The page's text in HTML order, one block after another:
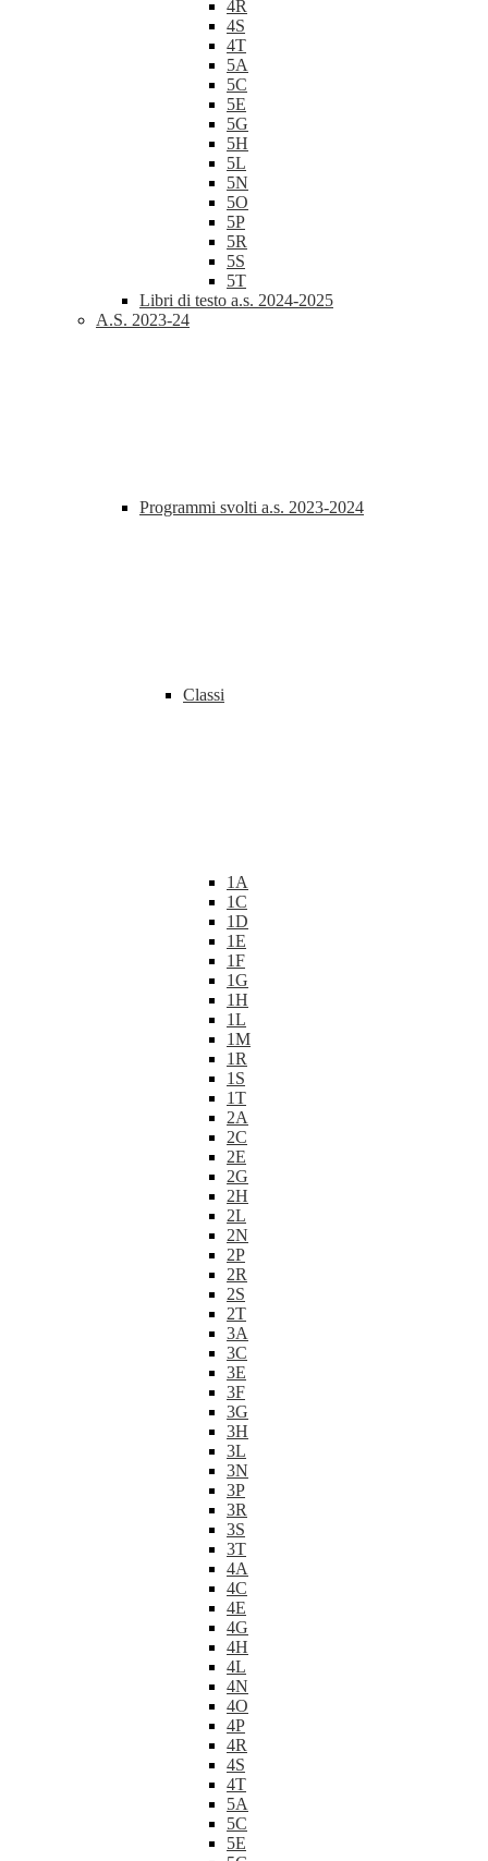
4R
4S
4T
5A
5C
5E
5G
5H
5L
5N
5O
5P
5R
5S
5T
Libri di testo a.s. 2024-2025
A.S. 2023-24
Programmi svolti a.s. 2023-2024
Classi
1A
1C
1D
1E
1F
1G
1H
1L
1M
1R
1S
1T
2A
2C
2E
2G
2H
2L
2N
2P
2R
2S
2T
3A
3C
3E
3F
3G
3H
3L
3N
3P
3R
3S
3T
4A
4C
4E
4G
4H
4L
4N
4O
4P
4R
4S
4T
5A
5C
5E